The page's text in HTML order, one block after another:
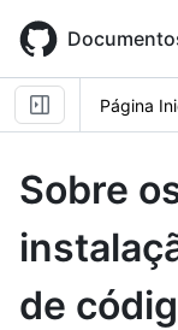
main
content
Página
Sobre
de